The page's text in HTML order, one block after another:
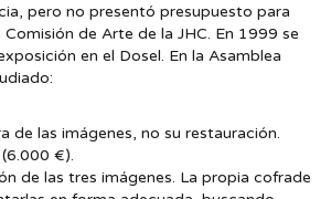
pero no presentó presupuesto para
de Arte de la JHC. En 1999 se
en el Dosel. En la Asamblea
de las imágenes, no su restauración.
€).
de las tres imágenes. La propia cofrade